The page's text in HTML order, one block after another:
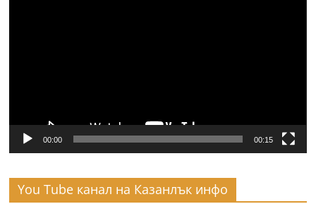
00:00 00:15
You Tube канал на Казанлък инфо